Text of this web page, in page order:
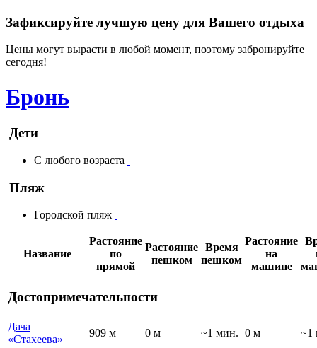
Зафиксируйте лучшую цену для Вашего отдыха
Цены могут вырасти в любой момент, поэтому забронируйте
сегодня!
Бронь
Дети
С любого возраста
Пляж
Городской пляж
Название
Растояние
по
прямой
Растояние
пешком
Время
пешком
Растояние
на
машине
Достопримечательности
Дача
«Стахеева»
909 м 0 м ~1 мин. 0 м
~1